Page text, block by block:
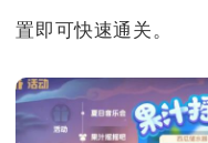
置即可快速通关。